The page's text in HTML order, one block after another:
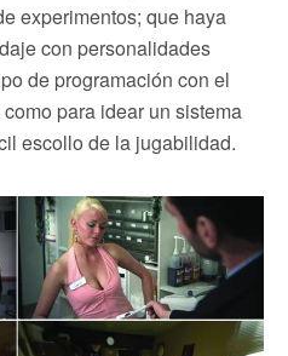
experimentos; que haya
con personalidades
de programación con el
para idear un sistema
escollo de la jugabilidad.